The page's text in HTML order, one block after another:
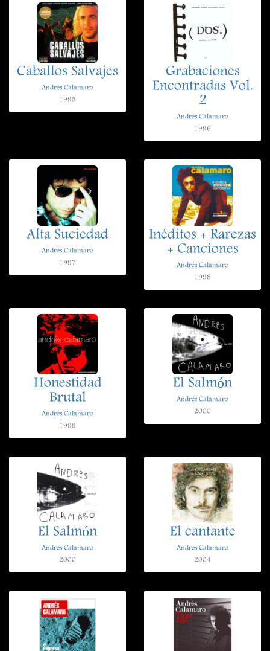
Caballos Salvajes
Andrés Calamaro
1995
Grabaciones
Encontradas Vol.
2
Andrés Calamaro
1996
Alta Suciedad
Andrés Calamaro
1997
Inéditos + Rarezas
+ Canciones
Andrés Calamaro
1998
Honestidad
Brutal
Andrés Calamaro
1999
El Salmón
Andrés Calamaro
2000
El Salmón
Andrés Calamaro
2000
El cantante
Andrés Calamaro
2004